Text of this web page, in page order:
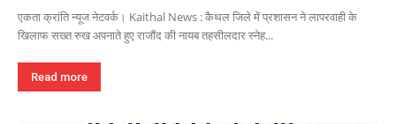
एकता क्रांति न्यूज नेटवर्क। Kaithal News : कैथल जिले में प्रशासन ने लापरवाही के
खिलाफ सख्त रुख अपनाते हुए राजौंद की नायब तहसीलदार स्नेह...
Read more